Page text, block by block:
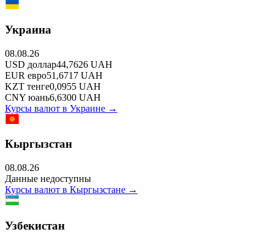
Украина
08.08.26
USD доллар44,7626 UAH
EUR евро51,6717 UAH
KZT тенге0,0955 UAH
CNY юань6,6300 UAH
Курсы валют в Украине →
Кыргызстан
08.08.26
Данные недоступны
Курсы валют в Кыргызстане →
Узбекистан